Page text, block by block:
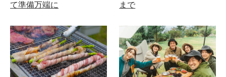
て準備万端に
まで